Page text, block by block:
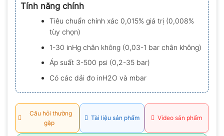
0.0
5
sao
Tính năng chính
Tiêu chuẩn chính xác 0,015% giá trị (0,008%
tùy chọn)
1-30 inHg chân không (0,03-1 bar chân không)
Áp suất 3-500 psi (0,2-35 bar)
Có các dải đo inH2O và mbar
Câu hỏi thường
gặp
Tài liệu sản phẩm Video sản phẩm